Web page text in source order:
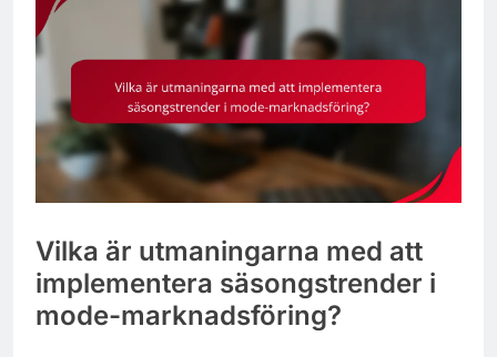
Vilka är utmaningarna med att
implementera säsongstrender i
mode-marknadsföring?